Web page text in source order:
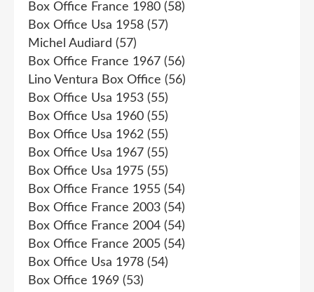
Box Office France 1980 (58)
Box Office Usa 1958 (57)
Michel Audiard (57)
Box Office France 1967 (56)
Lino Ventura Box Office (56)
Box Office Usa 1953 (55)
Box Office Usa 1960 (55)
Box Office Usa 1962 (55)
Box Office Usa 1967 (55)
Box Office Usa 1975 (55)
Box Office France 1955 (54)
Box Office France 2003 (54)
Box Office France 2004 (54)
Box Office France 2005 (54)
Box Office Usa 1978 (54)
Box Office 1969 (53)